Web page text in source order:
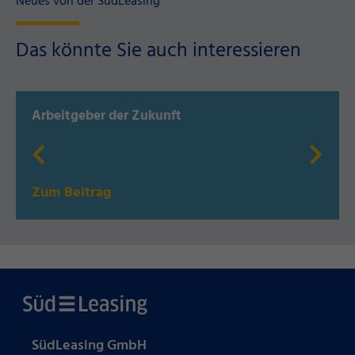
Das könnte Sie auch interessieren
Arbeitgeber der Zukunft
Zum Beitrag
SüdLeasing GmbH